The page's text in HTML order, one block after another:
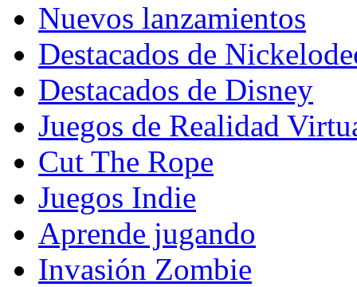
Nuevos lanzamientos
Destacados de
Destacados de Disney
Juegos de Realidad
Cut The Rope
Juegos Indie
Aprende jugando
Invasión Zombie